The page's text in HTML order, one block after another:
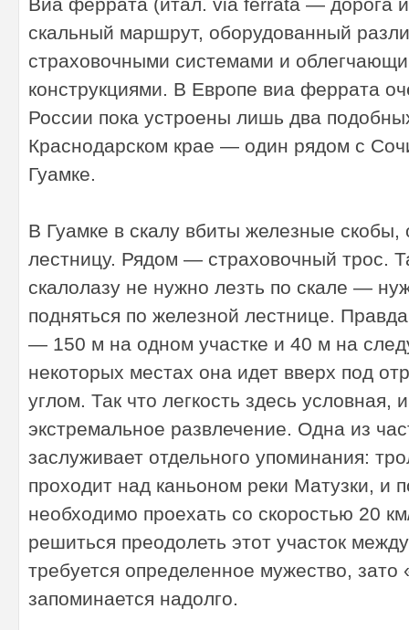
скальный маршрут, оборудованный
страховочными системами и
конструкциями. В Европе виа феррата
России пока устроены лишь два
Краснодарском крае — один рядом с
Гуамке.
В Гуамке в скалу вбиты железные
лестницу. Рядом — страховочный трос.
скалолазу не нужно лезть по скале —
подняться по железной лестнице.
— 150 м на одном участке и 40 м на
некоторых местах она идет вверх под
углом. Так что легкость здесь условная,
экстремальное развлечение. Одна из
заслуживает отдельного упоминания:
проходит над каньоном реки Матузки, и
необходимо проехать со скоростью 20
решиться преодолеть этот участок
требуется определенное мужество, зато
запоминается надолго.